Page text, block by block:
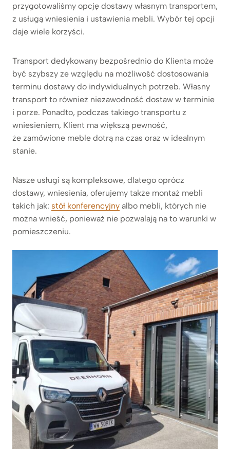
przygotowaliśmy opcję dostawy własnym transportem,
z usługą wniesienia i ustawienia mebli. Wybór tej opcji
daje wiele korzyści.
Transport dedykowany bezpośrednio do Klienta może
być szybszy ze względu na możliwość dostosowania
terminu dostawy do indywidualnych potrzeb. Własny
transport to również niezawodność dostaw w terminie
i porze. Ponadto, podczas takiego transportu z
wniesieniem, Klient ma większą pewność,
że zamówione meble dotrą na czas oraz w idealnym
stanie.
Nasze usługi są kompleksowe, dlatego oprócz
dostawy, wniesienia, oferujemy także montaż mebli
takich jak: stół konferencyjny albo mebli, których nie
można wnieść, ponieważ nie pozwalają na to warunki w
pomieszczeniu.